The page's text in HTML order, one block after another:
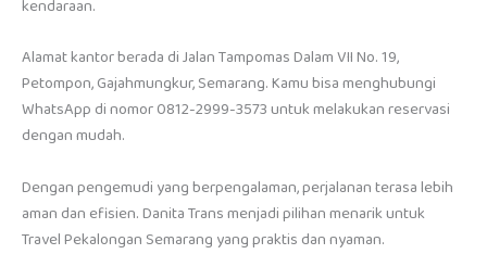
kendaraan.
Alamat kantor berada di Jalan Tampomas Dalam VII No. 19,
Petompon, Gajahmungkur, Semarang. Kamu bisa menghubungi
WhatsApp di nomor 0812-2999-3573 untuk melakukan reservasi
dengan mudah.
Dengan pengemudi yang berpengalaman, perjalanan terasa lebih
aman dan efisien. Danita Trans menjadi pilihan menarik untuk
Travel Pekalongan Semarang yang praktis dan nyaman.